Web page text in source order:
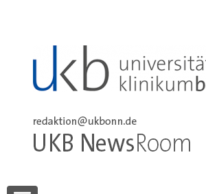
UKB NewsRoom